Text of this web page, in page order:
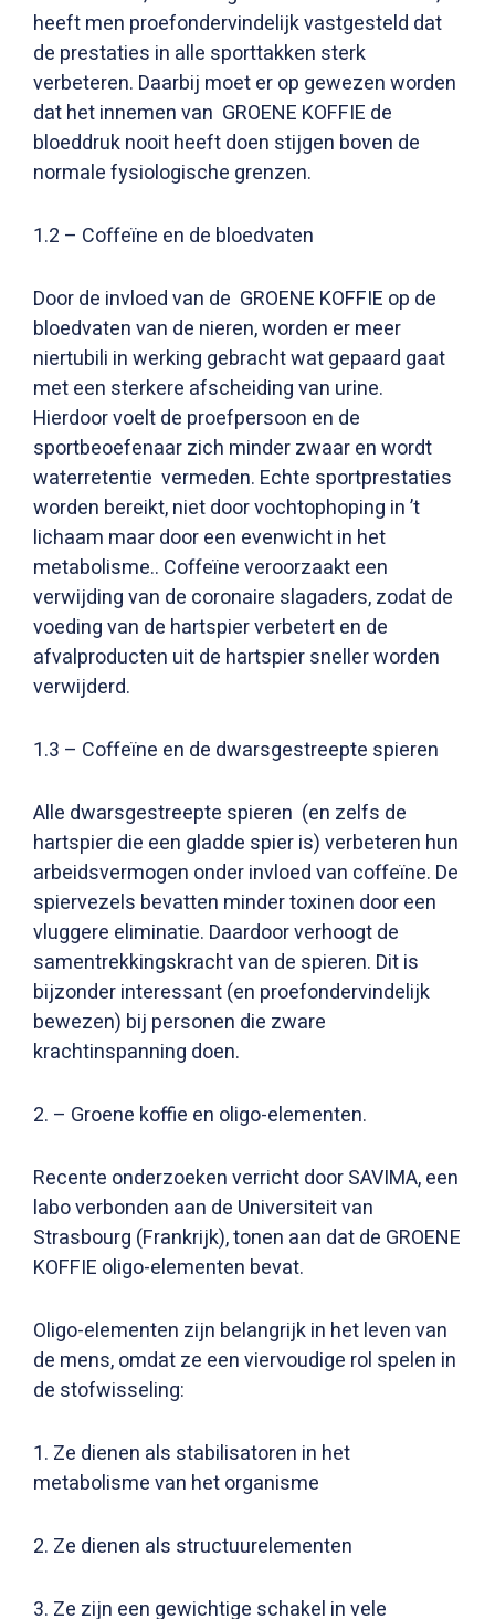
heeft men proefondervindelijk vastgesteld dat
de prestaties in alle sporttakken sterk
verbeteren. Daarbij moet er op gewezen worden
dat het innemen van GROENE KOFFIE de
bloeddruk nooit heeft doen stijgen boven de
normale fysiologische grenzen.
1.2 – Coffeïne en de bloedvaten
Door de invloed van de GROENE KOFFIE op de
bloedvaten van de nieren, worden er meer
niertubili in werking gebracht wat gepaard gaat
met een sterkere afscheiding van urine.
Hierdoor voelt de proefpersoon en de
sportbeoefenaar zich minder zwaar en wordt
waterretentie vermeden. Echte sportprestaties
worden bereikt, niet door vochtophoping in ’t
lichaam maar door een evenwicht in het
metabolisme.. Coffeïne veroorzaakt een
verwijding van de coronaire slagaders, zodat de
voeding van de hartspier verbetert en de
afvalproducten uit de hartspier sneller worden
verwijderd.
1.3 – Coffeïne en de dwarsgestreepte spieren
Alle dwarsgestreepte spieren (en zelfs de
hartspier die een gladde spier is) verbeteren hun
arbeidsvermogen onder invloed van coffeïne. De
spiervezels bevatten minder toxinen door een
vluggere eliminatie. Daardoor verhoogt de
samentrekkingskracht van de spieren. Dit is
bijzonder interessant (en proefondervindelijk
bewezen) bij personen die zware
krachtinspanning doen.
2. – Groene koffie en oligo-elementen.
Recente onderzoeken verricht door SAVIMA, een
labo verbonden aan de Universiteit van
Strasbourg (Frankrijk), tonen aan dat de GROENE
KOFFIE oligo-elementen bevat.
Oligo-elementen zijn belangrijk in het leven van
de mens, omdat ze een viervoudige rol spelen in
de stofwisseling:
1. Ze dienen als stabilisatoren in het
metabolisme van het organisme
2. Ze dienen als structuurelementen
3. Ze zijn een gewichtige schakel in vele